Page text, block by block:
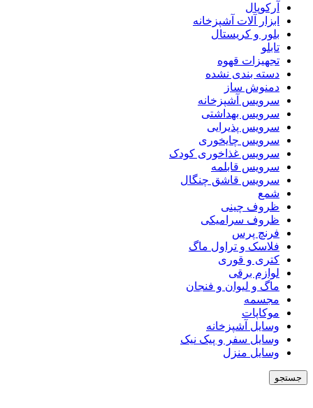
آرکوپال
ابزار آلات آشپزخانه
بلور و کریستال
تابلو
تجهیزات قهوه
دسته بندی نشده
دمنوش ساز
سرویس آشپزخانه
سرویس بهداشتی
سرویس پذیرایی
سرویس چایخوری
سرویس غذاخوری کودک
سرویس قابلمه
سرویس قاشق چنگال
شمع
ظروف چینی
ظروف سرامیکی
فرنچ پرس
فلاسک و تراول ماگ
کتری و قوری
لوازم برقی
ماگ و لیوان و فنجان
مجسمه
موکاپات
وسایل آشپزخانه
وسایل سفر و پیک نیک
وسایل منزل
جستجو